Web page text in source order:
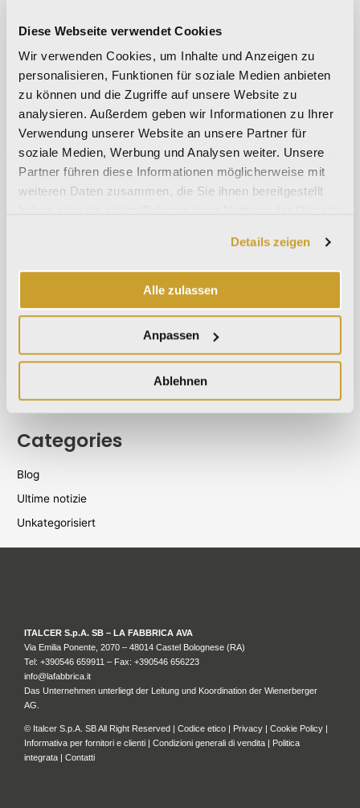
Diese Webseite verwendet Cookies
Wir verwenden Cookies, um Inhalte und Anzeigen zu
personalisieren, Funktionen für soziale Medien anbieten
zu können und die Zugriffe auf unsere Website zu
analysieren. Außerdem geben wir Informationen zu Ihrer
Verwendung unserer Website an unsere Partner für
soziale Medien, Werbung und Analysen weiter. Unsere
Partner führen diese Informationen möglicherweise mit
weiteren Daten zusammen, die Sie ihnen bereitgestellt
Details zeigen
Alle zulassen
Anpassen
Ablehnen
September 2023
Mai 2023
April 2023
März 2022
Juli 2020
November 2019
Categories
Blog
Ultime notizie
Unkategorisiert
ITALCER S.p.A. SB – LA FABBRICA AVA
Via Emilia Ponente, 2070 – 48014 Castel Bolognese (RA)
Tel: +390546 659911 – Fax: +390546 656223
info@lafabbrica.it
Das Unternehmen unterliegt der Leitung und Koordination der Wienerberger
AG.
© Italcer S.p.A. SB All Right Reserved | Codice etico | Privacy | Cookie Policy |
Informativa per fornitori e clienti | Condizioni generali di vendita | Politica
integrata | Contatti